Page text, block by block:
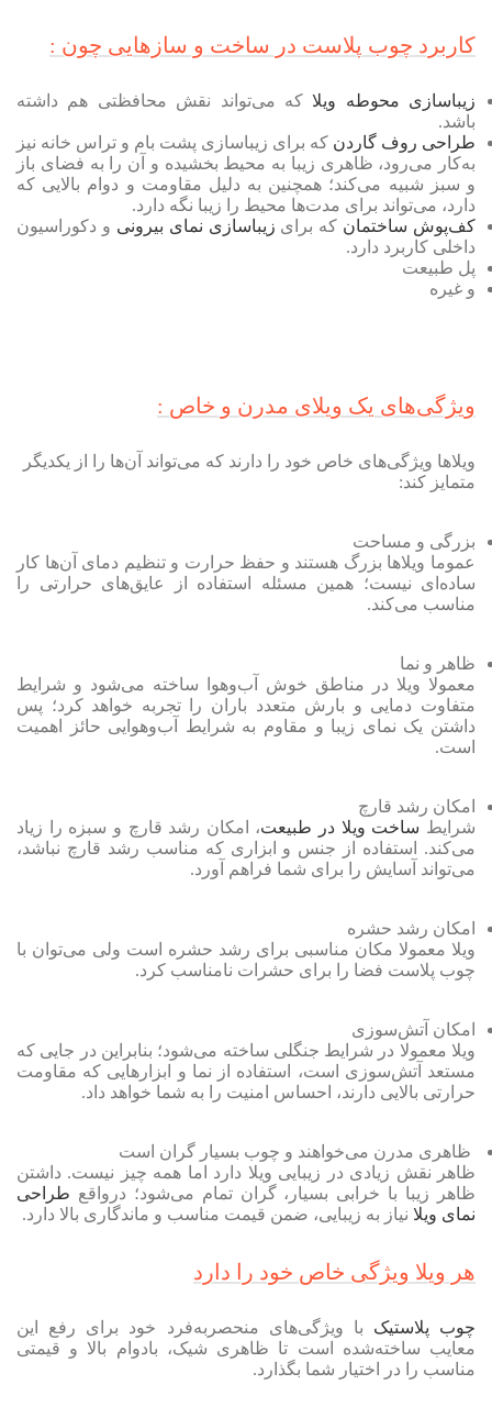
کاربرد چوب پلاست در ساخت و سازهایی چون :
زیباسازی محوطه ویلاکه می‌تواند نقش محافظتی هم داشته
باشد.
طراحی روف گاردن که برای زیباسازی پشت بام و تراس خانه نیز
به‌کار می‌رود، ظاهری زیبا به محیط بخشیده و آن را به فضای باز
و سبز شبیه می‌کند؛ همچنین به دلیل مقاومت و دوام بالایی که
دارد، می‌تواند برای مدت‌ها محیط را زیبا نگه دارد.
کف‌پوش ساختمان که برای زیباسازی نمای بیرونی و دکوراسیون
داخلی کاربرد دارد.
پل طبیعت
و غیره
ویژگی‌های یک ویلای مدرن و خاص :
ویلاها ویژگی‌های خاص خود را دارند که می‌تواند آن‌ها را از یکدیگر
متمایز کند:
بزرگی و مساحت
عموما ویلا‌ها بزرگ هستند و حفظ حرارت و تنظیم دمای آن‌ها کار
ساده‌ای نیست؛ همین مسئله استفاده از عایق‌های حرارتی را
مناسب می‌کند.
ظاهر و نما
معمولا ویلا در مناطق خوش آب‌وهوا ساخته می‌شود و شرایط
متفاوت دمایی و بارش متعدد باران را تجربه خواهد کرد؛ پس
داشتن یک نمای زیبا و مقاوم به شرایط آب‌و‌هوایی حائز اهمیت
است.
امکان رشد قارچ
شرایط ساخت ویلا در طبیعت، امکان رشد قارچ و سبزه را زیاد
می‌کند. استفاده از جنس و ابزاری که مناسب رشد قارچ نباشد،
می‌تواند آسایش را برای شما فراهم آورد.
امکان رشد حشره
ویلا معمولا مکان مناسبی برای رشد حشره است ولی می‌توان با
چوب پلاست فضا را برای حشرات نامناسب کرد.
امکان آتش‌سوزی
ویلا معمولا در شرایط جنگلی ساخته می‌شود؛ بنابراین در جایی که
مستعد آتش‌سوزی است، استفاده از نما و ابزارهایی که مقاومت
حرارتی بالایی دارند، احساس امنیت را به شما خواهد داد.
ظاهری مدرن می‌خواهند و چوب بسیار گران است
ظاهر نقش زیادی در زیبایی ویلا دارد اما همه چیز نیست. داشتن
ظاهر زیبا با خرابی بسیار، گران تمام می‌شود؛ در‌واقع طراحی
نمای ویلا نیاز به زیبایی، ضمن قیمت مناسب و ماندگاری بالا دارد.
هر ویلا ویژگی خاص خود را دارد
چوب پلاستیک با ویژگی‌های منحصربه‌فرد خود برای رفع این
معایب ساخته‌شده است تا ظاهری شیک، بادوام بالا و قیمتی
مناسب را در اختیار شما بگذارد.